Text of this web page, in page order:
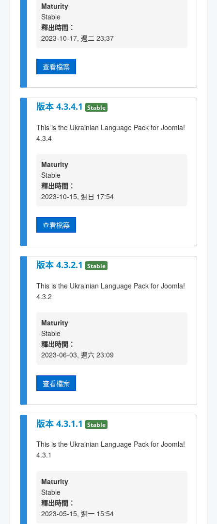
Maturity
Stable
釋出時間：
2023-10-17, 週二 23:37
查看檔案
版本 4.3.4.1 Stable
This is the Ukrainian Language Pack for Joomla!
4.3.4
Maturity
Stable
釋出時間：
2023-10-15, 週日 17:54
查看檔案
版本 4.3.2.1 Stable
This is the Ukrainian Language Pack for Joomla!
4.3.2
Maturity
Stable
釋出時間：
2023-06-03, 週六 23:09
查看檔案
版本 4.3.1.1 Stable
This is the Ukrainian Language Pack for Joomla!
4.3.1
Maturity
Stable
釋出時間：
2023-05-15, 週一 15:54